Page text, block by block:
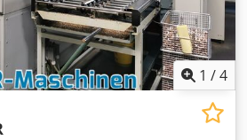
der Produkte.
Daten sowie Irrtümer in
Artikels können passieren und
1 /4